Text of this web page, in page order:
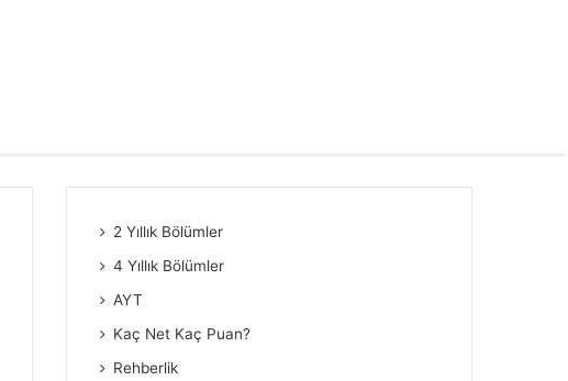
2 Yıllık Bölümler
4 Yıllık Bölümler
AYT
Kaç Net Kaç Puan?
Rehberlik